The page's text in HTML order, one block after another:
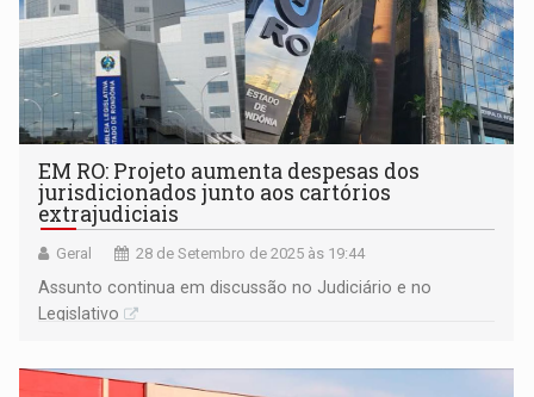
EM RO: Projeto aumenta despesas dos
jurisdicionados junto aos cartórios
extrajudiciais
Geral 28 de Setembro de 2025 às 19:44
Assunto continua em discussão no Judiciário e no
Legislativo